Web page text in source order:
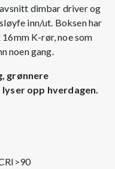
dimbar driver og
inn/ut. Boksen har
K-rør, noe som
noen gang.
grønnere
opp hverdagen.